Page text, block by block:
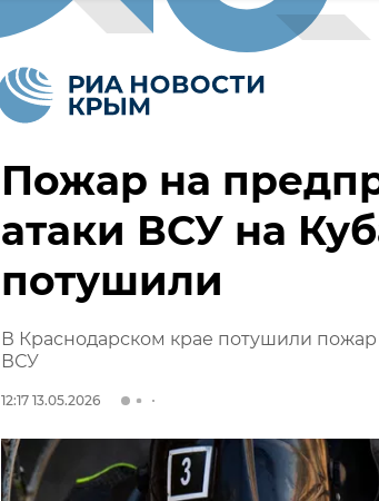
Пожар на
атаки ВСУ на
потушили
В Краснодарском крае потушили
ВСУ
12:17 13.05.2026